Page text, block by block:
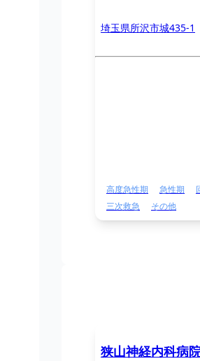
埼玉県所沢市城435-1
高度急性期 急性期
三次救急
その他
狭山神経内科病